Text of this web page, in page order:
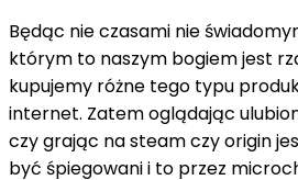
Będąc nie czasami nie
którym to naszym bogiem jest
kupujemy różne tego typu
internet. Zatem oglądając
czy grając na steam czy origin
być śpiegowani i to przez